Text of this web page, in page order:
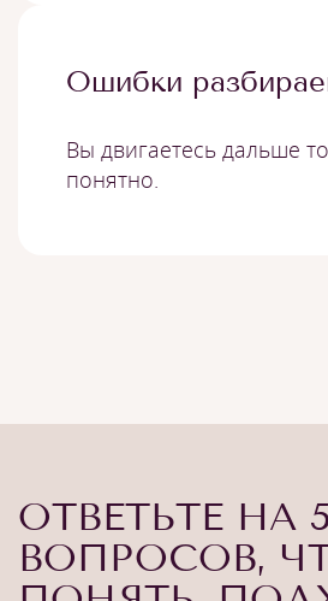
Ошибки
Вы двигаетесь дальше
понятно.
ОТВЕТЬТЕ НА 5
ВОПРОСОВ,